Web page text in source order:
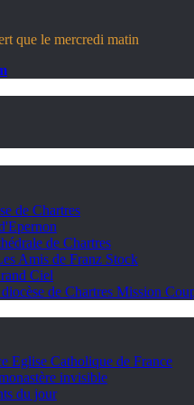
que le mercredi matin
de Chartres
de Chartres
Amis de Franz Stock
Ciel
Mission
Eglise Catholique de France
invisible
du jour